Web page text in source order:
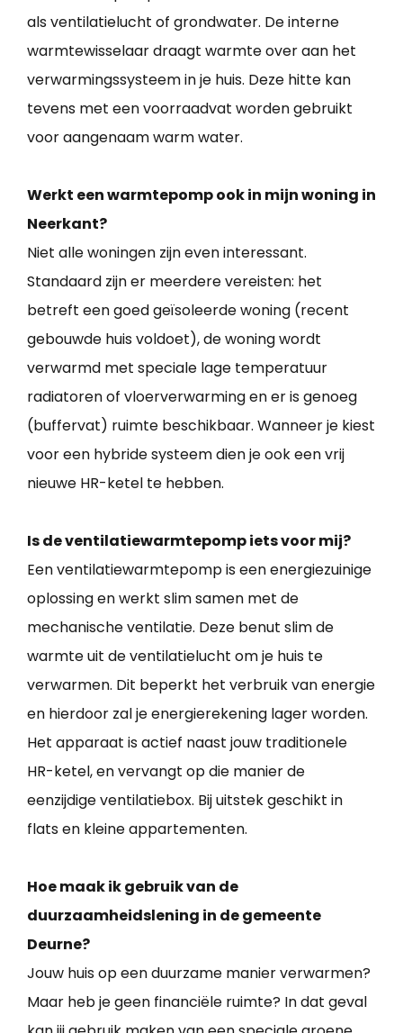
als ventilatielucht of grondwater. De interne
warmtewisselaar draagt warmte over aan het
verwarmingssysteem in je huis. Deze hitte kan
tevens met een voorraadvat worden gebruikt
voor aangenaam warm water.
Werkt een warmtepomp ook in mijn woning in
Neerkant?
Niet alle woningen zijn even interessant.
Standaard zijn er meerdere vereisten: het
betreft een goed geïsoleerde woning (recent
gebouwde huis voldoet), de woning wordt
verwarmd met speciale lage temperatuur
radiatoren of vloerverwarming en er is genoeg
(buffervat) ruimte beschikbaar. Wanneer je kiest
voor een hybride systeem dien je ook een vrij
nieuwe HR-ketel te hebben.
Is de ventilatiewarmtepomp iets voor mij?
Een ventilatiewarmtepomp is een energiezuinige
oplossing en werkt slim samen met de
mechanische ventilatie. Deze benut slim de
warmte uit de ventilatielucht om je huis te
verwarmen. Dit beperkt het verbruik van energie
en hierdoor zal je energierekening lager worden.
Het apparaat is actief naast jouw traditionele
HR-ketel, en vervangt op die manier de
eenzijdige ventilatiebox. Bij uitstek geschikt in
flats en kleine appartementen.
Hoe maak ik gebruik van de
duurzaamheidslening in de gemeente
Deurne?
Jouw huis op een duurzame manier verwarmen?
Maar heb je geen financiële ruimte? In dat geval